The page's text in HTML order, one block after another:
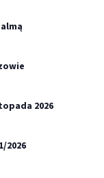
2026
2026